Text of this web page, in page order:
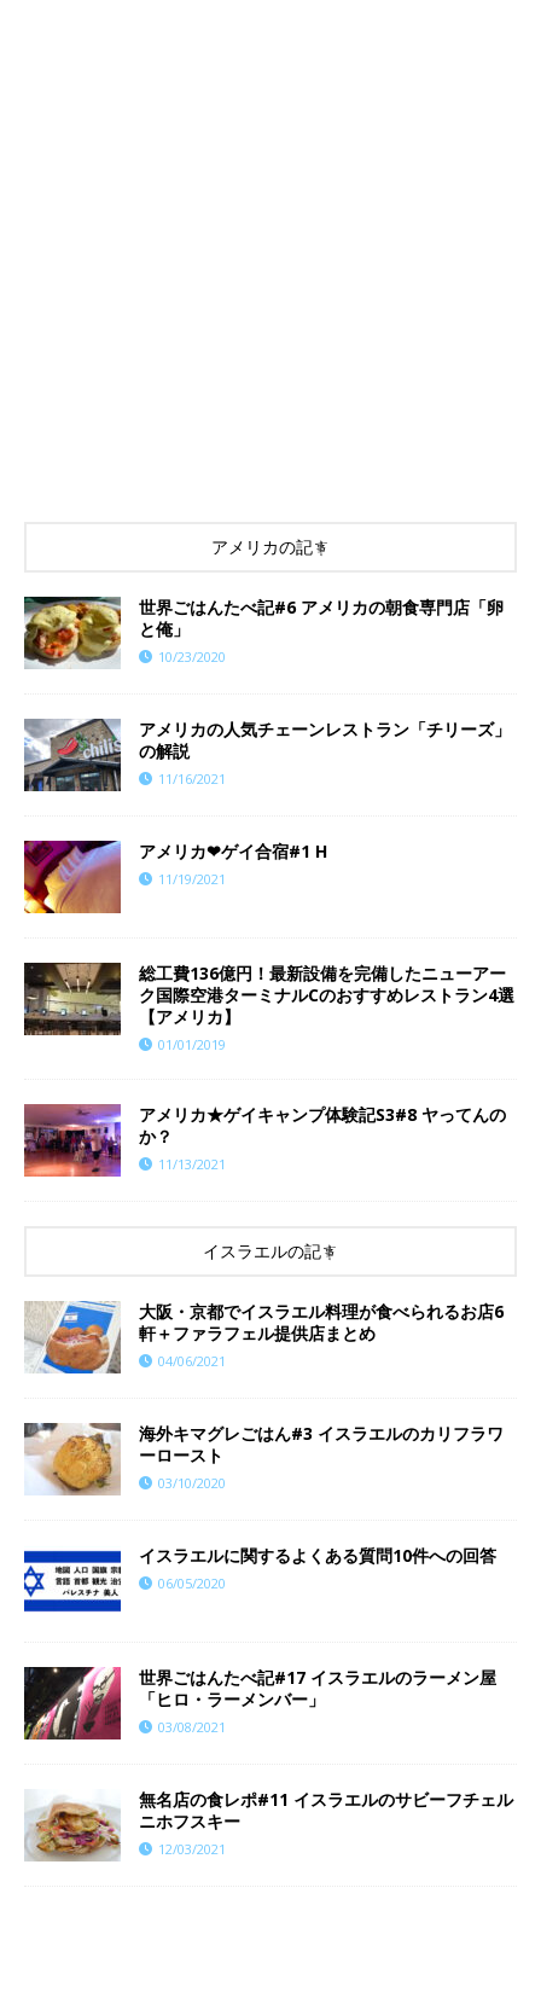
アメリカの記事
世界ごはんたべ記#6 アメリカの朝食専門店「卵
と俺」
10/23/2020
アメリカの人気チェーンレストラン「チリーズ」
の解説
11/16/2021
アメリカ❤︎ゲイ合宿#1 H
11/19/2021
総工費136億円！最新設備を完備したニューアー
ク国際空港ターミナルCのおすすめレストラン4選
【アメリカ】
01/01/2019
​​アメリカ★ゲイキャンプ体験記S3#8 ヤってんの
か？
11/13/2021
イスラエルの記事
大阪・京都でイスラエル料理が食べられるお店6
軒＋ファラフェル提供店まとめ
04/06/2021
海外キマグレごはん#3 イスラエルのカリフラワ
ーロースト
03/10/2020
イスラエルに関するよくある質問10件への回答
06/05/2020
世界ごはんたべ記#17 イスラエルのラーメン屋
「ヒロ・ラーメンバー」
03/08/2021
無名店の食レポ#11 イスラエルのサビーフチェル
ニホフスキー
12/03/2021